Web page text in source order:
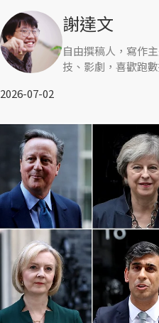
謝達文
自由撰稿人，寫作
技、影劇，喜歡跑
2026-07-02